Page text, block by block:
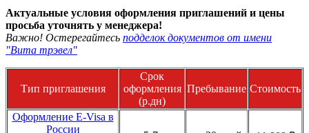
Актуальные условия оформления приглашений и цены
просьба уточнять у менеджера!
Важно! Остерегайтесь подделок документов от имени
"Вита трэвел"
Тип приглашения
Срок
оформления
(р.дн)
Пребывание Стоимость
Оформление E-Visa в
России